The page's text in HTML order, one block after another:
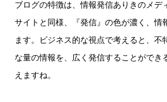
ブログの特徴は、情報発信ありきのメデ
サイトと同様、『発信』の色が濃く、情
ます。ビジネス的な視点で考えると、不
な量の情報を、広く発信することができ
えますね。